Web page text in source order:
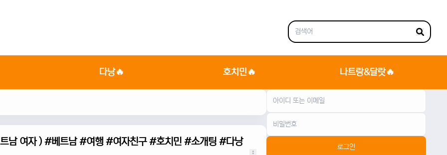
다낭🔥 호치민🔥 나트랑&달랏🔥
남 여자 ) #베트남 #여행 #여자친구 #호치민 #소개팅 #다낭 로그인